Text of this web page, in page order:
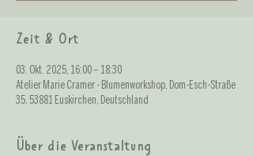
Zeit & Ort
03. Okt. 2025, 16:00 – 18:30
Atelier Marie Cramer - Blumenworkshop, Dom-Esch-Straße
35, 53881 Euskirchen, Deutschland
Über die Veranstaltung